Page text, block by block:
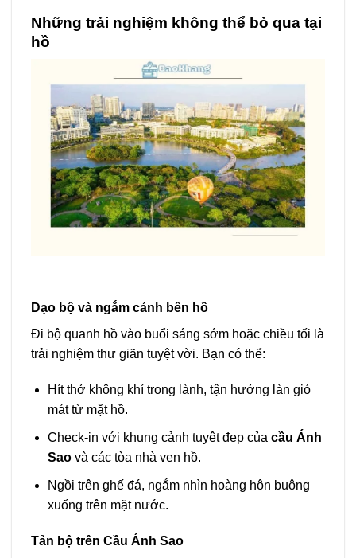
Những trải nghiệm không thể bỏ qua tại
hồ
Dạo bộ và ngắm cảnh bên hồ
Đi bộ quanh hồ vào buổi sáng sớm hoặc chiều tối là
trải nghiệm thư giãn tuyệt vời. Bạn có thể:
Hít thở không khí trong lành, tận hưởng làn gió
mát từ mặt hồ.
Check-in với khung cảnh tuyệt đẹp của cầu Ánh
Saovà các tòa nhà ven hồ.
Ngồi trên ghế đá, ngắm nhìn hoàng hôn buông
xuống trên mặt nước.
Tản bộ trên Cầu Ánh Sao